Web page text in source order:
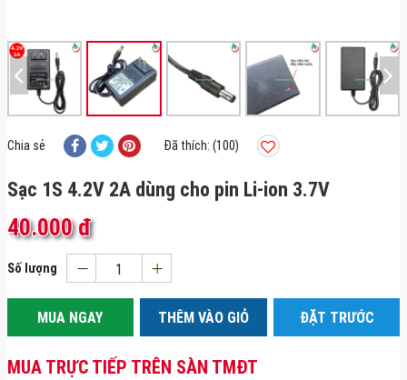
Chia sẻ Đã thích: (100)
Sạc 1S 4.2V 2A dùng cho pin Li-ion 3.7V
40.000 đ
Số lượng
MUA NGAY THÊM VÀO GIỎ ĐẶT TRƯỚC
MUA TRỰC TIẾP TRÊN SÀN TMĐT